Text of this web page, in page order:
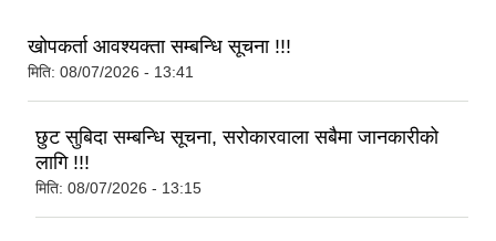
खोपकर्ता आवश्यक्ता सम्बन्धि सूचना !!!
मिति: 08/07/2026 - 13:41
छुट सुबिदा सम्बन्धि सूचना, सरोकारवाला सबैमा जानकारीको
लागि !!!
मिति: 08/07/2026 - 13:15